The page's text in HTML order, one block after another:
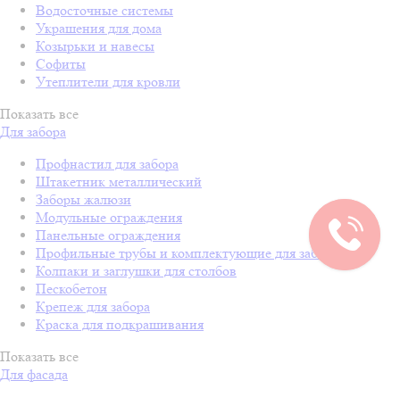
Водосточные системы
Украшения для дома
Козырьки и навесы
Софиты
Утеплители для кровли
Показать все
Для забора
Профнастил для забора
Штакетник металлический
Заборы жалюзи
Модульные ограждения
Панельные ограждения
Профильные трубы и комплектующие для забора
Колпаки и заглушки для столбов
Пескобетон
Крепеж для забора
Краска для подкрашивания
Показать все
Для фасада